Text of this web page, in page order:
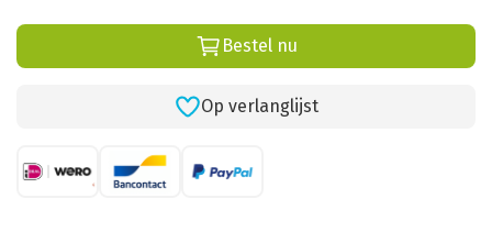
Bestel nu
Op verlanglijst